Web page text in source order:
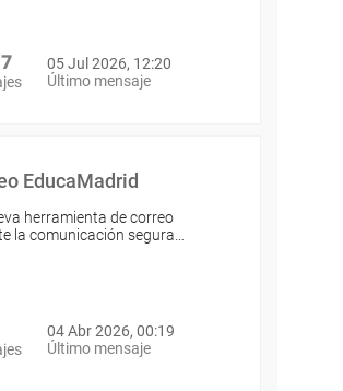
05 Jul 2026, 12:20
Último mensaje
EducaMadrid
herramienta de correo
la comunicación segura…
04 Abr 2026, 00:19
Último mensaje